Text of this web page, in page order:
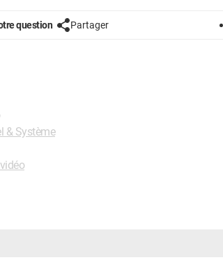
question Partager
& Système